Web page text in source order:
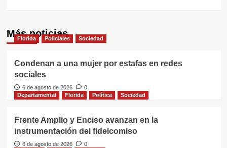
Más noticias
Florida Policiales Sociedad
Condenan a una mujer por estafas en redes
sociales
6 de agosto de 2026
0
Departamental
Florida Política Sociedad
Frente Amplio y Enciso avanzan en la
instrumentación del fideicomiso
6 de agosto de 2026
0